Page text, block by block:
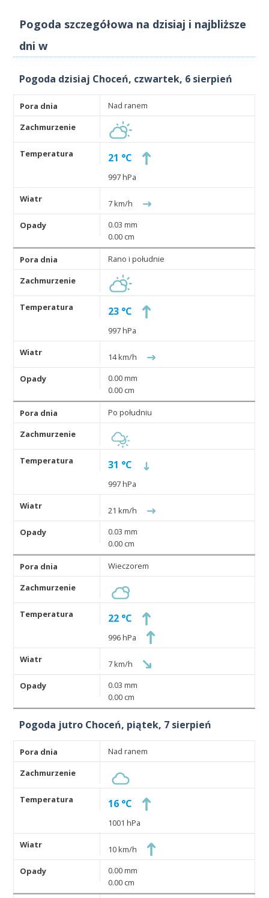
Pogoda szczegółowa na dzisiaj i najbliższe
dni w
Pogoda dzisiaj Choceń, czwartek, 6 sierpień
Nad ranem
21 °C
997 hPa
7 km/h
0.03 mm
0.00 cm
Rano i południe
23 °C
997 hPa
14 km/h
0.00 mm
0.00 cm
Po południu
31 °C
997 hPa
21 km/h
0.03 mm
0.00 cm
Wieczorem
22 °C
996 hPa
7 km/h
0.03 mm
0.00 cm
Pogoda jutro Choceń, piątek, 7 sierpień
Nad ranem
16 °C
1001 hPa
10 km/h
0.00 mm
0.00 cm